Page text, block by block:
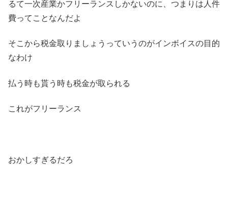
るて一次産業かフリーランスしかないのに、つまりは人件
費ってことなんだよ
そこから税金取りましょうっていうのがインボイスの目的
なわけ
払う時も貰う時も税金が取られる
これがフリーランス
おかしすぎるだろ